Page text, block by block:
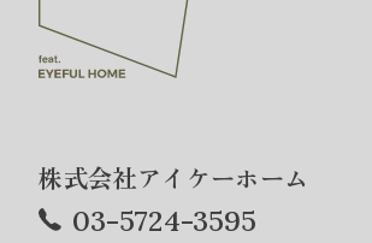
株式会社アイケーホーム
03-5724-3595